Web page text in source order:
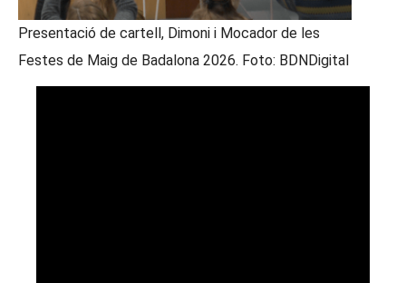
Presentació de cartell, Dimoni i Mocador de les
Festes de Maig de Badalona 2026. Foto: BDNDigital